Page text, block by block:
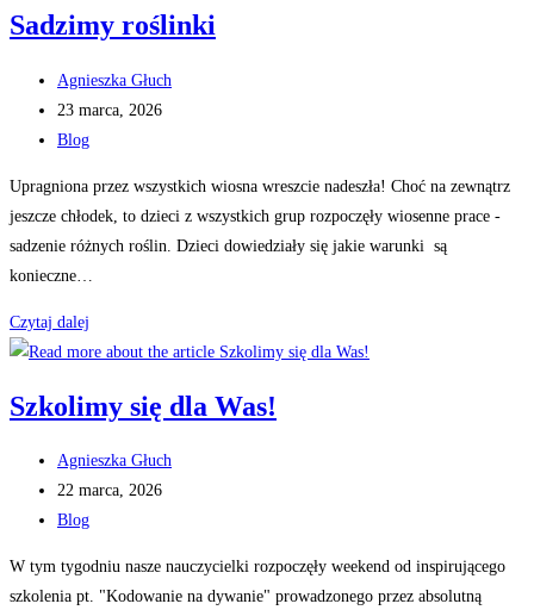
Sadzimy roślinki
Post
author:
Agnieszka Głuch
Post
published:
23 marca, 2026
Post
Blog
Upragniona przez wszystkich wiosna wreszcie nadeszła! Choć na zewnątrz
jeszcze chłodek, to dzieci z wszystkich grup rozpoczęły wiosenne prace -
sadzenie różnych roślin. Dzieci dowiedziały się jakie warunki są
konieczne…
Czytaj dalej
roślinki
Szkolimy się dla Was!
Post
author:
Agnieszka Głuch
Post
published:
22 marca, 2026
Post
Blog
W tym tygodniu nasze nauczycielki rozpoczęły weekend od inspirującego
szkolenia pt. "Kodowanie na dywanie" prowadzonego przez absolutną